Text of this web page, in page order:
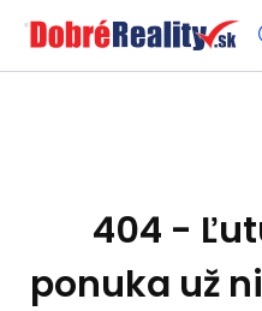
404 -
ponuka už